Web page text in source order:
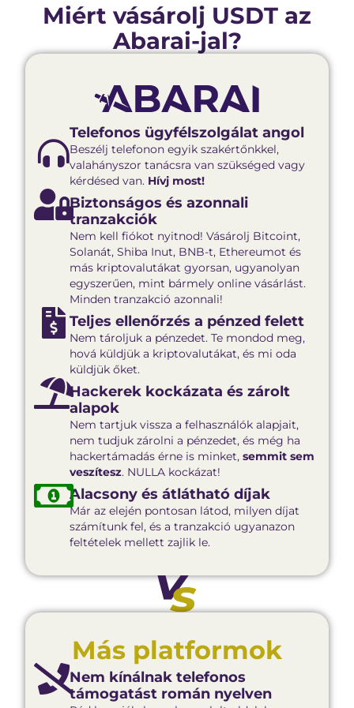
Miért vásárolj USDT az
Abarai-jal?
Telefonos ügyfélszolgálat angol
Beszélj telefonon egyik szakértőnkkel,
valahányszor tanácsra van szükséged vagy
kérdésed van. Hívj most!
Biztonságos és azonnali
tranzakciók
Nem kell fiókot nyitnod! Vásárolj Bitcoint,
Solanát, Shiba Inut, BNB-t, Ethereumot és
más kriptovalutákat gyorsan, ugyanolyan
egyszerűen, mint bármely online vásárlást.
Minden tranzakció azonnali!
Teljes ellenőrzés a pénzed felett
Nem tároljuk a pénzedet. Te mondod meg,
hová küldjük a kriptovalutákat, és mi oda
küldjük őket.
Hackerek kockázata és zárolt
alapok
Nem tartjuk vissza a felhasználók alapjait,
nem tudjuk zárolni a pénzedet, és még ha
hackertámadás érne is minket, semmit sem
veszítesz. NULLA kockázat!
Alacsony és átlátható díjak
Már az elején pontosan látod, milyen díjat
számítunk fel, és a tranzakció ugyanazon
feltételek mellett zajlik le.
Más platformok
Nem kínálnak telefonos
támogatást román nyelven